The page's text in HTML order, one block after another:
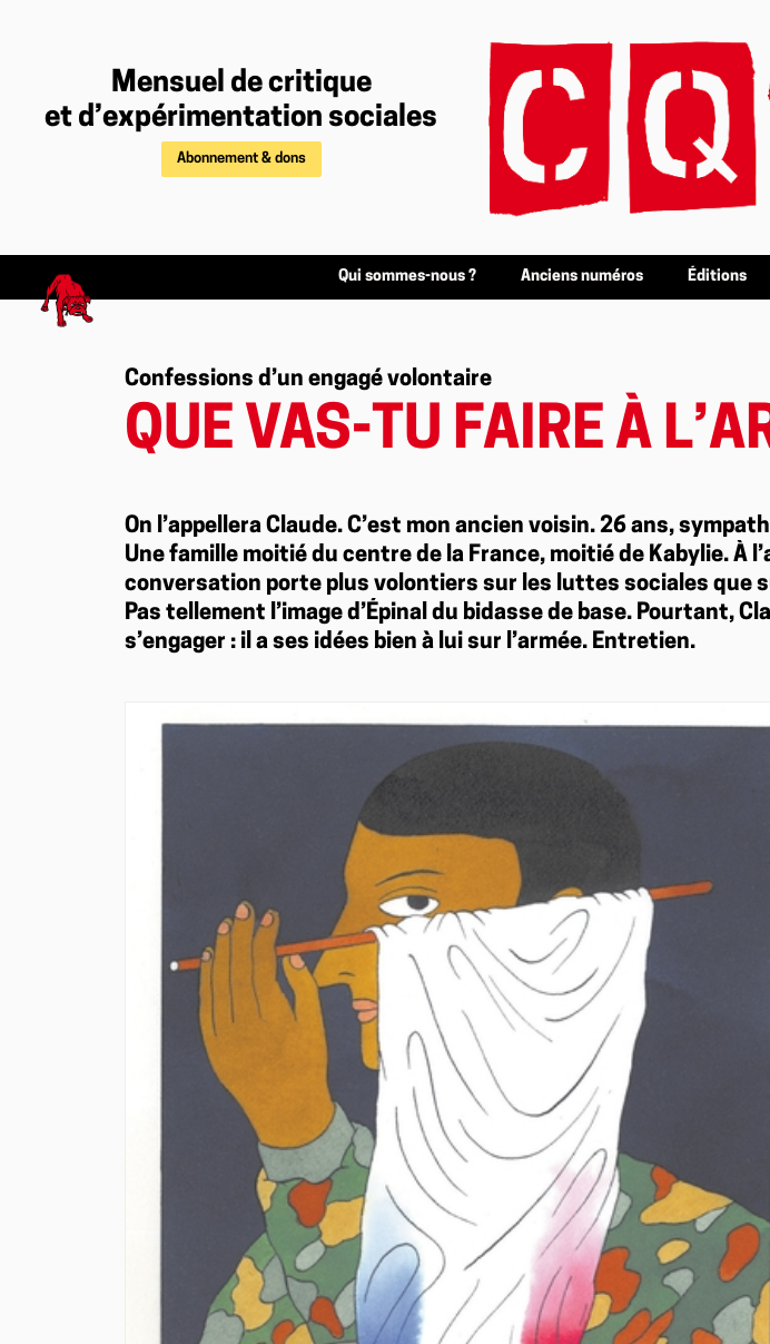
Mensuel de critique
et d’expérimentation sociales
Abonnement & dons
Qui sommes-nous ? Anciens numéros Éditions
Confessions d’un engagé volontaire
QUE VAS-TU FAIRE À
On l’appellera Claude. C’est mon ancien voisin. 26 ans,
Une famille moitié du centre de la France, moitié de Kabylie. À
conversation porte plus volontiers sur les luttes sociales que
Pas tellement l’image d’Épinal du bidasse de base. Pourtant,
s’engager : il a ses idées bien à lui sur l’armée. Entretien.